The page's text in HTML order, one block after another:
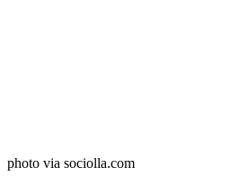
photo via sociolla.com